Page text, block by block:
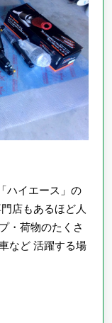
ハイエース」の
店もあるほど人
・荷物のたくさ
など 活躍する場